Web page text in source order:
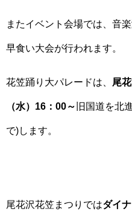
またイベント会場では、音
早食い大会が行われます。
花笠踊り大パレードは、 尾
（水）16：00～ 旧国道を北
で)します。
尾花沢花笠まつりではダイ